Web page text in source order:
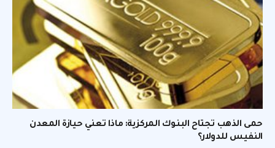
حمى الذهب تجتاح البنوك المركزية: ماذا تعني حيازة المعدن
النفيس للدولار؟